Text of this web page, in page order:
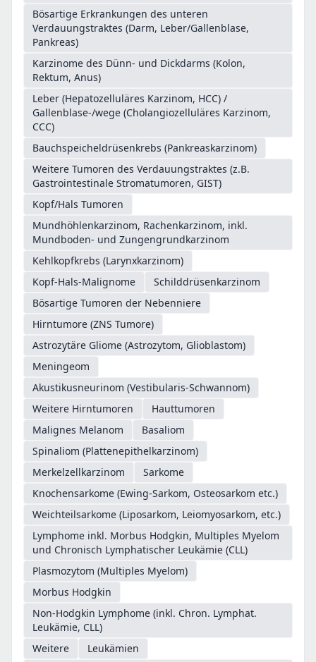
Bösartige Erkrankungen des unteren
Verdauungstraktes (Darm, Leber/Gallenblase,
Pankreas)
Karzinome des Dünn- und Dickdarms (Kolon,
Rektum, Anus)
Leber (Hepatozelluläres Karzinom, HCC) /
Gallenblase-/wege (Cholangiozelluläres Karzinom,
CCC)
Bauchspeicheldrüsenkrebs (Pankreaskarzinom)
Weitere Tumoren des Verdauungstraktes (z.B.
Gastrointestinale Stromatumoren, GIST)
Kopf/Hals Tumoren
Mundhöhlenkarzinom, Rachenkarzinom, inkl.
Mundboden- und Zungengrundkarzinom
Kehlkopfkrebs (Larynxkarzinom)
Kopf-Hals-Malignome
Schilddrüsenkarzinom
Bösartige Tumoren der Nebenniere
Hirntumore (ZNS Tumore)
Astrozytäre Gliome (Astrozytom, Glioblastom)
Meningeom
Akustikusneurinom (Vestibularis-Schwannom)
Weitere Hirntumoren
Hauttumoren
Malignes Melanom
Basaliom
Spinaliom (Plattenepithelkarzinom)
Merkelzellkarzinom
Sarkome
Knochensarkome (Ewing-Sarkom, Osteosarkom etc.)
Weichteilsarkome (Liposarkom, Leiomyosarkom, etc.)
Lymphome inkl. Morbus Hodgkin, Multiples Myelom
und Chronisch Lymphatischer Leukämie (CLL)
Plasmozytom (Multiples Myelom)
Morbus Hodgkin
Non-Hodgkin Lymphome (inkl. Chron. Lymphat.
Leukämie, CLL)
Weitere
Leukämien